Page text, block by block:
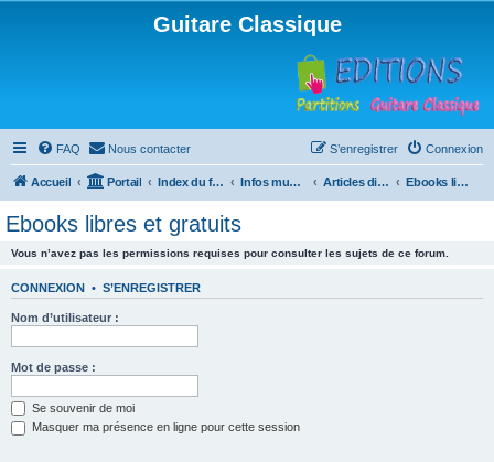
Guitare Classique
FAQ Nous contacter Connexion
S’enregistrer
Accueil Portail Index du forum Infos musicales Articles divers Ebooks libres et gratuits
Ebooks libres et gratuits
Vous n’avez pas les permissions requises pour consulter les sujets de ce forum.
CONNEXION • S’ENREGISTRER
Nom d’utilisateur :
Mot de passe :
Se souvenir de moi
Masquer ma présence en ligne pour cette session